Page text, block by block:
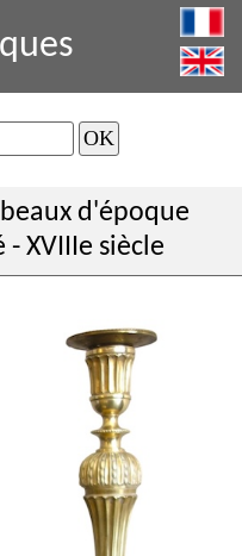
d'époque
- XVIIIe siècle